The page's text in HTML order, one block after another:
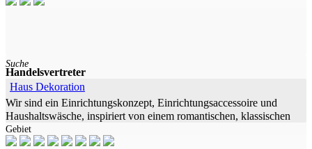
Suche
Handelsvertreter
Haus Dekoration
Wir sind ein Einrichtungskonzept, Einrichtungsaccessoire und
Haushaltswäsche, inspiriert von einem romantischen, klassischen
Geschmack und mit italienischem Touch. Unsere Produktion reicht
von
Gebiet